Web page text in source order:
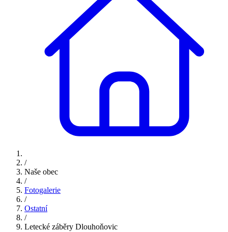
/
Naše obec
/
Fotogalerie
/
Ostatní
/
Letecké záběry Dlouhoňovic